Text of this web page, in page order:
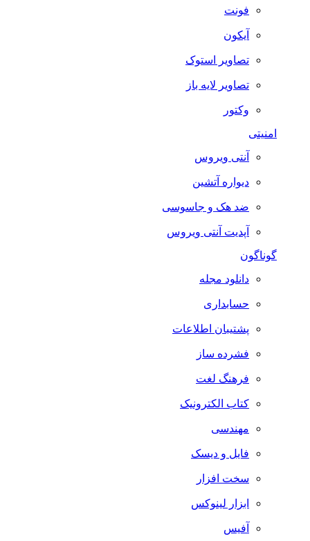
فونت
آیکون
تصاویر استوک
تصاویر لایه باز
وکتور
امنیتی
آنتی ویروس
دیواره آتشین
ضد هک و جاسوسی
آپدیت آنتی ویروس
گوناگون
دانلود مجله
حسابداری
پشتیبان اطلاعات
فشرده ساز
فرهنگ لغت
کتاب الکترونیک
مهندسی
فایل و دیسک
سخت افزار
ابزار لینوکس
آفیس